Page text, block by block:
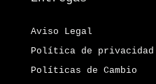
Aviso Legal
Política de privacidad
Políticas de Cambio